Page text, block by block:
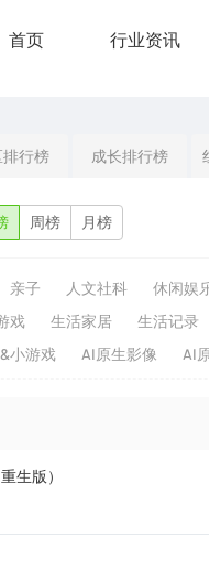
首页 行业资讯
排行榜 成长排行榜
周榜 月榜
亲子 人文社科
休闲娱
戏 生活家居
生活记录
小游戏 AI原生影像 AI
生版）